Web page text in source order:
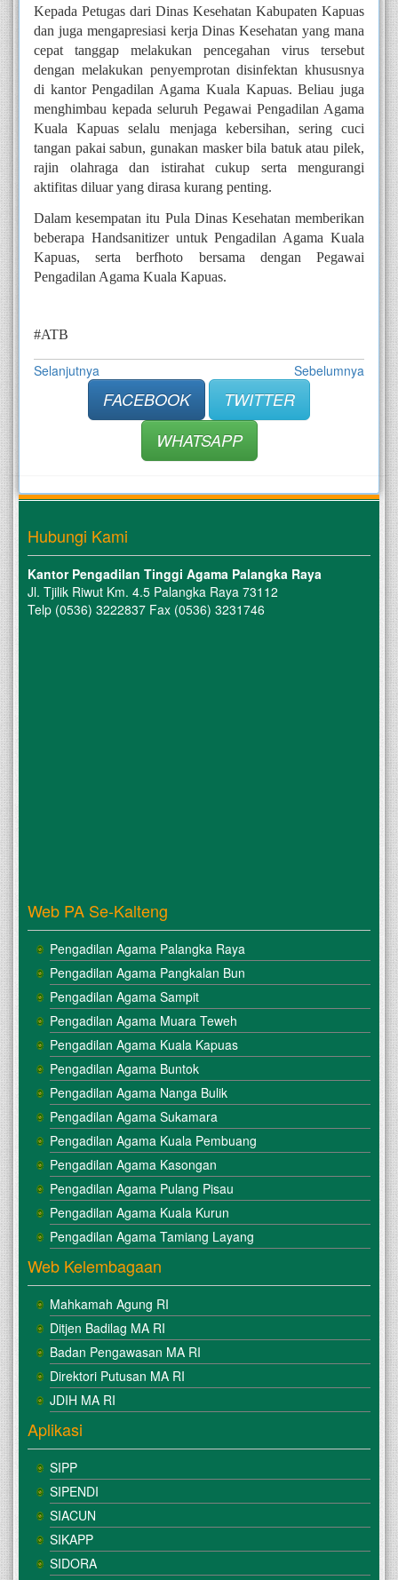
dan juga mengapresiasi kerja Dinas Kesehatan yang mana
cepat tanggap melakukan pencegahan virus tersebut
dengan melakukan penyemprotan disinfektan khususnya
di kantor Pengadilan Agama Kuala Kapuas. Beliau juga
menghimbau kepada seluruh Pegawai Pengadilan Agama
Kuala Kapuas selalu menjaga kebersihan, sering cuci
tangan pakai sabun, gunakan masker bila batuk atau pilek,
rajin olahraga dan istirahat cukup serta mengurangi
aktifitas diluar yang dirasa kurang penting.
Dalam kesempatan itu Pula Dinas Kesehatan memberikan
beberapa Handsanitizer untuk Pengadilan Agama Kuala
Kapuas, serta berfhoto bersama dengan Pegawai
Pengadilan Agama Kuala Kapuas.
#ATB
Selanjutnya Sebelumnya
FACEBOOK
TWITTER
WHATSAPP
Hubungi Kami
Kantor Pengadilan Tinggi Agama Palangka Raya
Jl. Tjilik Riwut Km. 4.5 Palangka Raya 73112
Telp (0536) 3222837 Fax (0536) 3231746
Web PA Se-Kalteng
Pengadilan Agama Palangka Raya
Pengadilan Agama Pangkalan Bun
Pengadilan Agama Sampit
Pengadilan Agama Muara Teweh
Pengadilan Agama Kuala Kapuas
Pengadilan Agama Buntok
Pengadilan Agama Nanga Bulik
Pengadilan Agama Sukamara
Pengadilan Agama Kuala Pembuang
Pengadilan Agama Kasongan
Pengadilan Agama Pulang Pisau
Pengadilan Agama Kuala Kurun
Pengadilan Agama Tamiang Layang
Web Kelembagaan
Mahkamah Agung RI
Ditjen Badilag MA RI
Badan Pengawasan MA RI
Direktori Putusan MA RI
JDIH MA RI
Aplikasi
SIPP
SIPENDI
SIACUN
SIKAPP
SIDORA